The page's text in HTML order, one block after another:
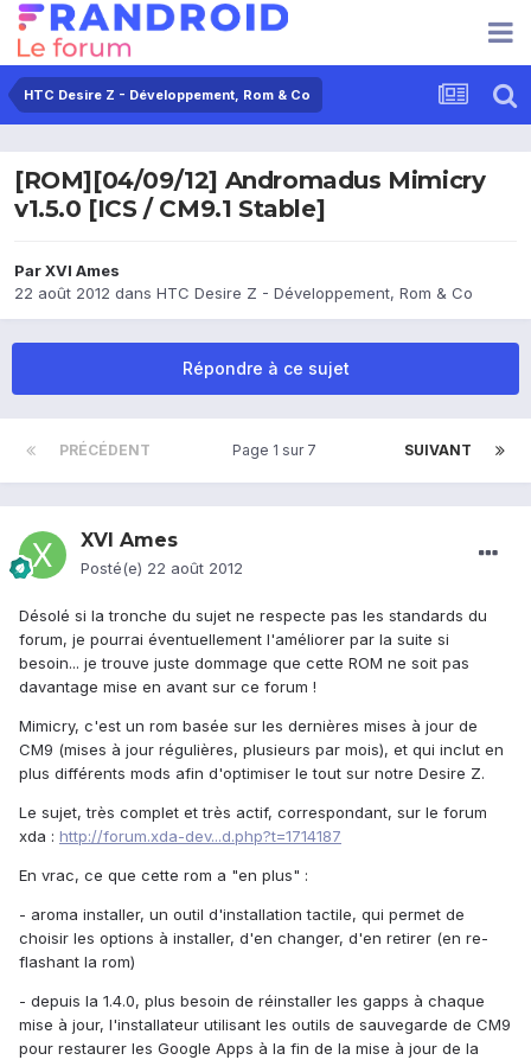
HTC Desire Z - Développement, Rom & Co
[ROM][04/09/12] Andromadus Mimicry
v1.5.0 [ICS / CM9.1 Stable]
ParXVI Ames
22 août 2012 dans HTC Desire Z - Développement, Rom & Co
Répondre à ce sujet
PRÉCÉDENT SUIVANT
Page 1 sur 7
XVI Ames
Posté(e) 22 août 2012
Désolé si la tronche du sujet ne respecte pas les standards du
forum, je pourrai éventuellement l'améliorer par la suite si
besoin... je trouve juste dommage que cette ROM ne soit pas
davantage mise en avant sur ce forum !
Mimicry, c'est un rom basée sur les dernières mises à jour de
CM9 (mises à jour régulières, plusieurs par mois), et qui inclut en
plus différents mods afin d'optimiser le tout sur notre Desire Z.
Le sujet, très complet et très actif, correspondant, sur le forum
xda : http://forum.xda-dev...d.php?t=1714187
En vrac, ce que cette rom a "en plus" :
- aroma installer, un outil d'installation tactile, qui permet de
choisir les options à installer, d'en changer, d'en retirer (en re-
flashant la rom)
- depuis la 1.4.0, plus besoin de réinstaller les gapps à chaque
mise à jour, l'installateur utilisant les outils de sauvegarde de CM9
pour restaurer les Google Apps à la fin de la mise à jour de la